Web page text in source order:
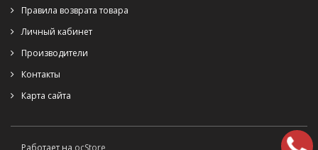
Правила возврата товара
Личный кабинет
Производители
Контакты
Карта сайта
Работает на ocStore